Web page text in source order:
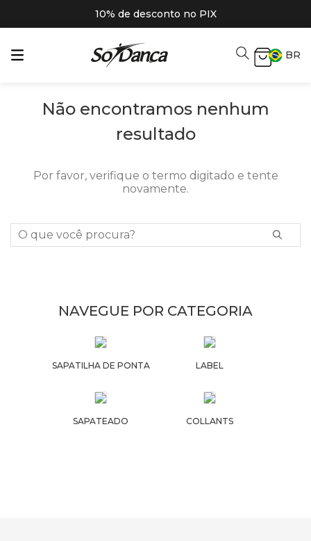
10% de desconto no PIX
BR
Não encontramos nenhum
resultado
Por favor, verifique o termo digitado e tente
novamente.
O que você procura?
NAVEGUE POR CATEGORIA
SAPATILHA DE PONTA LABEL
SAPATEADO COLLANTS